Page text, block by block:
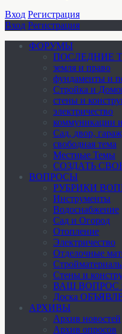
Вход Регистрация
Вход Регистрация
ФОРУМЫ
ПОСЛЕДНИЕ
земля и право
фундаменты и
Стройка и
стены и
электричество
коммуникации
Cад, двор,
свободная тема
Местные Темы
СОЗДАТЬ
ВОПРОСЫ
РУБРИКИ
Инструменты
Водоснабжение
Сад и Огород
Отопление
Электричество
Отделочные
Стены и
ВАШ ВОПРОС
Доска
АРХИВЫ
Архив новостей
Архив опросов